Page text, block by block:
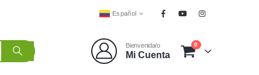
Español
Bienvenida/o
Mi Cuenta
0